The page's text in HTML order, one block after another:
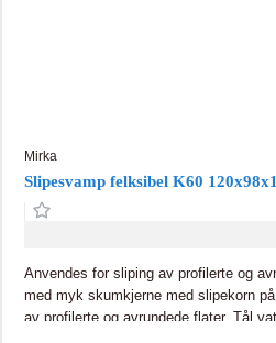
Mirka
Slipesvamp felksibel K60
Anvendes for sliping av profilerte og avrundede
med myk skumkjerne med slipekorn
av profilerte og avrundede flater. Tål